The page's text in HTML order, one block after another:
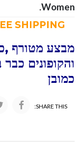
Women
.
מבצע מטורף
והקופונים
כמובן
SHARE THIS: